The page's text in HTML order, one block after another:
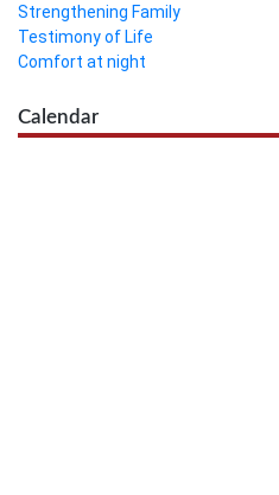
Strengthening Family
Testimony of Life
Comfort at night
Calendar